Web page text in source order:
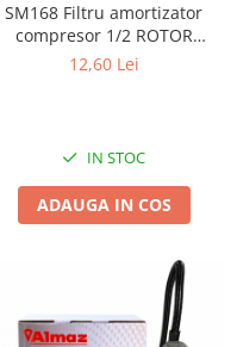
SM168 Filtru amortizator
compresor 1/2 ROTOR
(plastic)
12,60 Lei
IN STOC
ADAUGA IN COS